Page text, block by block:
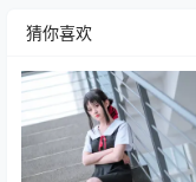
猜你喜欢